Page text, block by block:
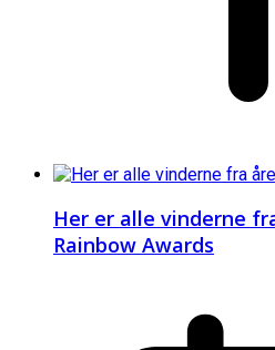
Her er alle vinderne
Rainbow Awards